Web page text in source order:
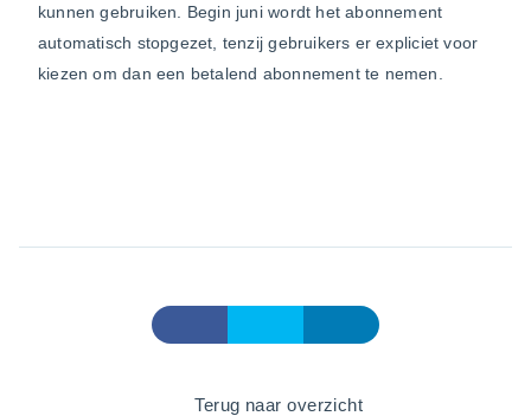
kunnen gebruiken. Begin juni wordt het abonnement
automatisch stopgezet, tenzij gebruikers er expliciet voor
kiezen om dan een betalend abonnement te nemen.
Terug naar overzicht